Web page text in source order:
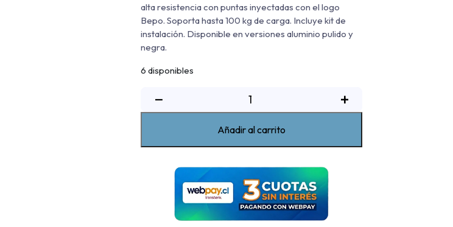
alta resistencia con puntas inyectadas con el logo
Bepo. Soporta hasta 100 kg de carga. Incluye kit de
instalación. Disponible en versiones aluminio pulido y
negra.
6 disponibles
−
T60/NewT60/T60MAX
T90
-
+
Añadir al carrito